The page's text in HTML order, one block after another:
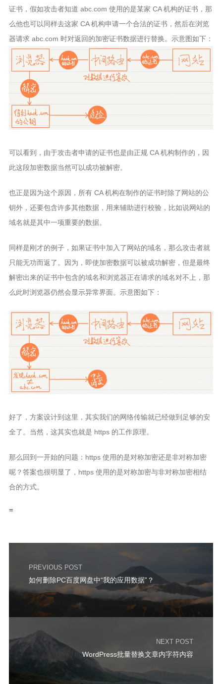
证书，假如攻击者知道 abc.com 使用的是某家 CA 机构的证书，那
么他也可以同样去这家 CA 机构申请一个合法的证书，然后在浏览
器请求 abc.com 时对返回的加密证书数据进行替换。示意图如下：
可以看到，由于攻击者申请的证书也是由正规 CA 机构制作的，因
此这段加密数据当然可以成功被解密。
也正是因为这个原因，所有 CA 机构在制作的证书时除了网站的公
钥外，还要包含许多其他数据，用来辅助进行校验，比如说网站的
域名就是其中一项重要的数据。
同样是刚才的例子，如果证书中加入了网站的域名，那么攻击者就
只能无功而返了。因为，即使加密数据可以被成功解密，但是最终
解密出来的证书中包含的域名和浏览器正在请求的域名对不上，那
么此时浏览器仍然会显示异常界面。示意图如下：
好了，方案设计到这里，其实我们的网络传输就已经做到足够的安
全了。当然，这其实也就是 https 的工作原理。
那么回到一开始的问题：https 使用的是对称加密还是非对称加密
呢？答案也很明显了，https 使用的是对称加密与非对称加密相结
合的方式。
=
PREVIOUS POST
如何删除PC百度网盘中“我的应用数据”？
NEXT POST
WordPress批量替换文章内字符内容